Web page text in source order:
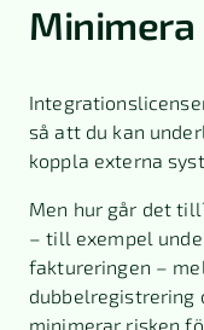
så att du kan
koppla externa
Men hur går det
– till exempel
faktureringen –
dubbelregistrering
minimerar risken